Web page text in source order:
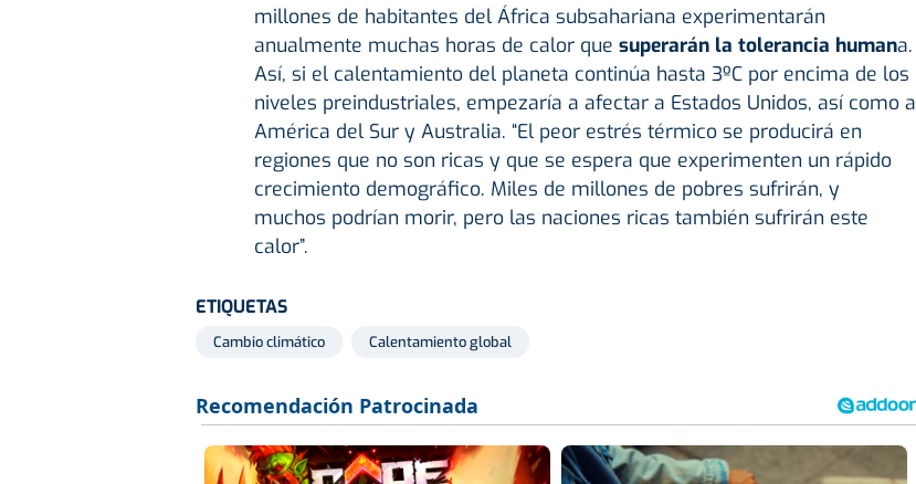
millones de habitantes del África subsahariana experimentarán
anualmente muchas horas de calor que superarán la tolerancia humana.
Así, si el calentamiento del planeta continúa hasta 3ºC por encima de los
niveles preindustriales, empezaría a afectar a Estados Unidos, así como a
América del Sur y Australia. “El peor estrés térmico se producirá en
regiones que no son ricas y que se espera que experimenten un rápido
crecimiento demográfico. Miles de millones de pobres sufrirán, y
muchos podrían morir, pero las naciones ricas también sufrirán este
calor”.
ETIQUETAS
Cambio climático Calentamiento global